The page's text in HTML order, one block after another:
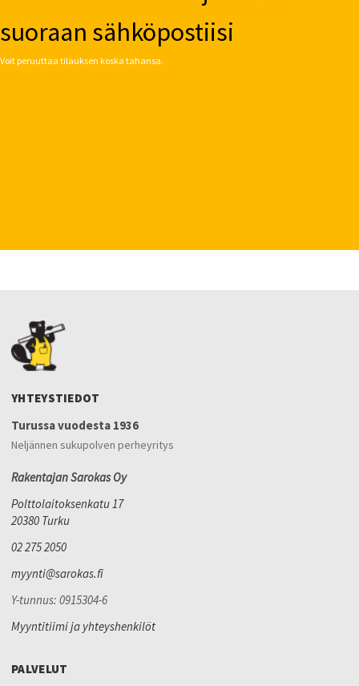
suoraan sähköpostiisi
Voit peruuttaa tilauksen koska tahansa.
YHTEYSTIEDOT
Turussa vuodesta 1936
Neljännen sukupolven perheyritys
Rakentajan Sarokas Oy
Polttolaitoksenkatu 17
20380 Turku
02 275 2050
myynti@sarokas.fi
Y-tunnus: 0915304-6
Myyntitiimi ja yhteyshenkilöt
PALVELUT